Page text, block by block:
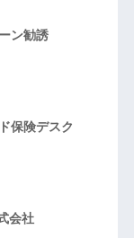
ン勧誘
保険デスク
会社